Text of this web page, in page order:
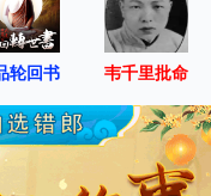
轮回书 韦千里批命